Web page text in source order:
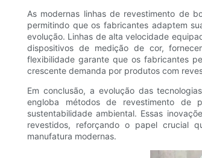
As modernas linhas de revestimento de
permitindo que os fabricantes adaptem
evolução. Linhas de alta velocidade
dispositivos de medição de cor,
flexibilidade garante que os fabricantes
crescente demanda por produtos com
Em conclusão, a evolução das
engloba métodos de revestimento de
sustentabilidade ambiental. Essas
revestidos, reforçando o papel crucial
manufatura modernas.